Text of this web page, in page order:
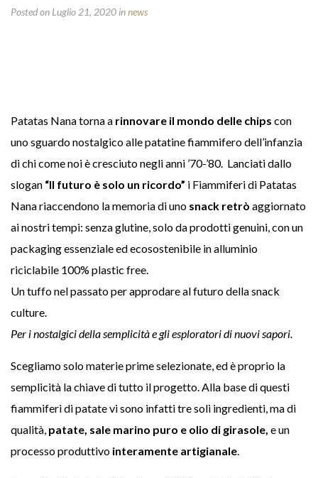
Posted on Luglio 21, 2020 innews
Patatas Nana torna a rinnovare il mondo delle chips con
uno sguardo nostalgico alle patatine fiammifero dell’infanzia
di chi come noi è cresciuto negli anni ’70-’80. Lanciati dallo
slogan “Il futuro è solo un ricordo” i Fiammiferi di Patatas
Nana riaccendono la memoria di uno snack retrò aggiornato
ai nostri tempi: senza glutine, solo da prodotti genuini, con un
packaging essenziale ed ecosostenibile in alluminio
riciclabile 100% plastic free.
Un tuffo nel passato per approdare al futuro della snack
culture.
Per i nostalgici della semplicità e gli esploratori di nuovi sapori.
Scegliamo solo materie prime selezionate, ed è proprio la
semplicità la chiave di tutto il progetto. Alla base di questi
fiammiferi di patate vi sono infatti tre soli ingredienti, ma di
qualità, patate, sale marino puro e olio di girasole, e un
processo produttivo interamente artigianale.